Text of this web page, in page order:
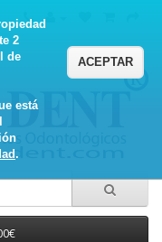
2
de
está
.
ACEPTAR